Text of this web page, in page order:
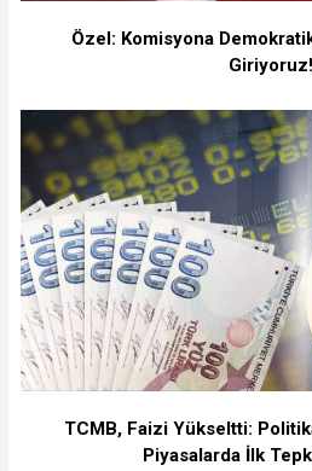
Özel: Komisyona
Giriyoruz!
TCMB, Faizi Yükseltti:
Piyasalarda İlk